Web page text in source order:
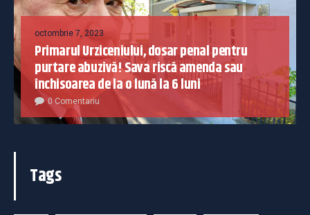
octombrie 7, 2023
Primarul Urziceniului, dosar penal pentru
purtare abuzivă! Sava riscă amenda sau
închisoarea de la o lună la 6 luni
0 Comentariu
Tags